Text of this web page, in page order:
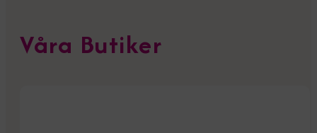
Våra Butiker